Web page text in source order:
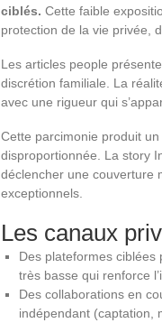
ciblés. Cette faible
protection de la vie privée,
Les articles people
discrétion familiale. La
avec une rigueur qui
Cette parcimonie produit
disproportionnée. La story
déclencher une couverture
exceptionnels.
Les canaux
Des plateformes
très basse qui renforce
Des collaborations en
indépendant (captation,